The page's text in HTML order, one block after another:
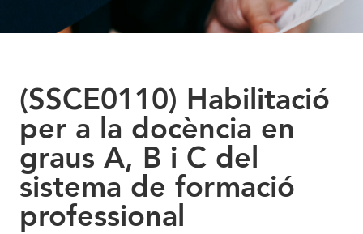
(SSCE0110) Habilitació
per a la docència en
graus A, B i C del
sistema de formació
professional